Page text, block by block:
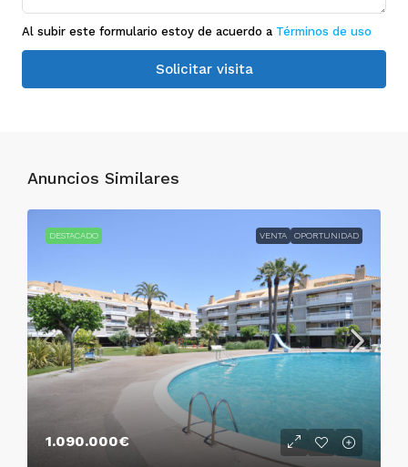
Al subir este formulario estoy de acuerdo a Términos de uso
Solicitar visita
Anuncios Similares
DESTACADO VENTA OPORTUNIDAD
1.090.000€